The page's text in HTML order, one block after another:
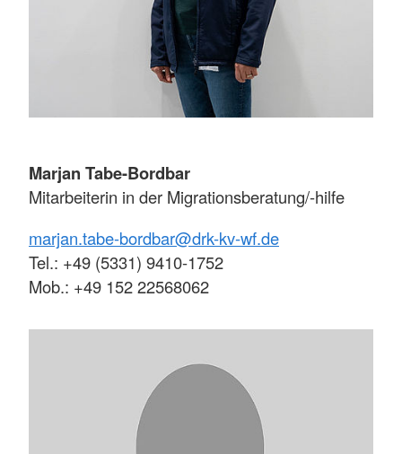
Marjan Tabe-Bordbar
Mitarbeiterin in der Migrationsberatung/-hilfe
marjan.tabe-bordbar@drk-kv-wf.de
Tel.: +49 (5331) 9410-1752
Mob.: +49 152 22568062